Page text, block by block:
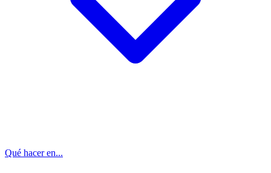
Qué hacer en...